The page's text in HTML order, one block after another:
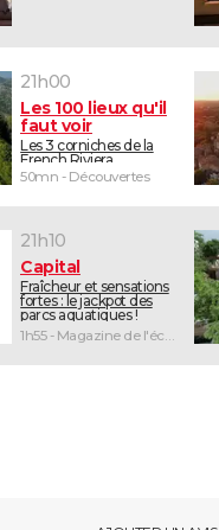
21h00
Les 100 lieux qu'il
faut voir
Les 3 corniches de la
French Riviera
50mn - Découvertes
21h10
Capital
Fraîcheur et sensations
fortes : le jackpot des
parcs aquatiques !
1h55 - Magazine de l'économie